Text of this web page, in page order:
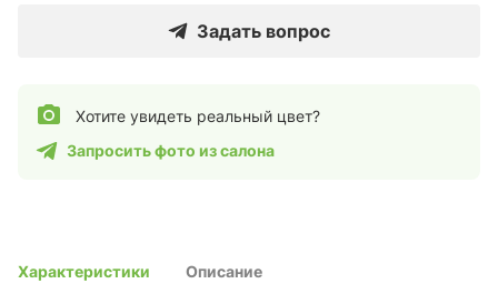
Задать вопрос
Хотите увидеть реальный цвет?
Запросить фото из салона
Характеристики Описание